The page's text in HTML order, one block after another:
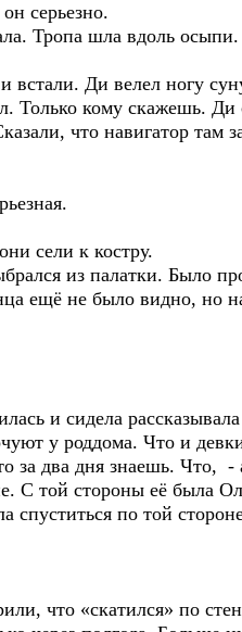
серьезно.
Тропа шла вдоль
Ди велел ногу
кому скажешь. Ди
что навигатор там
сели к костру.
из палатки. Было
ещё не было видно, но
и сидела
у роддома. Что и
за два дня знаешь. Что,
С той стороны её была
спуститься по той
что «скатился» по